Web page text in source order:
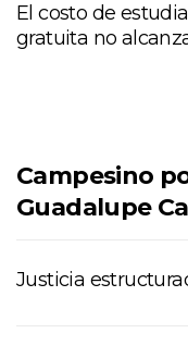
El costo de
gratuita no
Campesino
Guadalupe
Justicia